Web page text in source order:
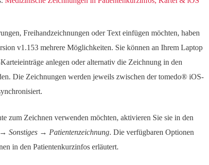
Freihandzeichnungen oder Text einfügen möchten, haben
v1.153 mehrere Möglichkeiten. Sie können an Ihrem Laptop
anlegen oder alternativ die Zeichnung in den
Die Zeichnungen werden jeweils zwischen der tomedo® iOS-
zum Zeichnen verwenden möchten, aktivieren Sie sie in den
Sonstiges → Patientenzeichnung. Die verfügbaren Optionen
in den Patientenkurzinfos erläutert.